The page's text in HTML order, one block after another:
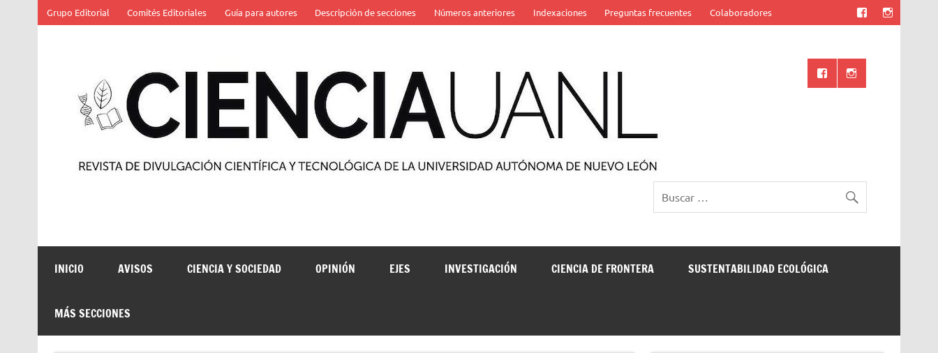
contenido
Grupo Editorial Comités Editoriales Guía para autores Descripción de secciones Números anteriores Indexaciones Preguntas frecuentes Colaboradores
Ciencia UANL
INICIO AVISOS CIENCIA Y SOCIEDAD OPINIÓN EJES INVESTIGACIÓN CIENCIA DE FRONTERA SUSTENTABILIDAD ECOLÓGICA
MÁS SECCIONES